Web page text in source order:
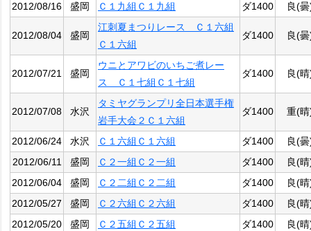
2012/08/16 盛岡 Ｃ１九組Ｃ１九組 ダ1400 良(
2012/08/04 盛岡
江刺夏まつりレース Ｃ１六組
Ｃ１六組
ダ1400 良(
2012/07/21 盛岡
ウニとアワビのいちご煮レー
ス Ｃ１七組Ｃ１七組
ダ1400 良(
2012/07/08 水沢
タミヤグランプリ全日本選手権
岩手大会２Ｃ１六組
ダ1400 重(
2012/06/24 水沢 Ｃ１六組Ｃ１六組 ダ1400
良(
2012/06/11
盛岡 Ｃ２一組Ｃ２一組 ダ1400
良(
2012/06/04
盛岡 Ｃ２二組Ｃ２二組 ダ1400
良(
2012/05/27
盛岡 Ｃ２六組Ｃ２六組 ダ1400
良(
2012/05/20
盛岡 Ｃ２五組Ｃ２五組 ダ1400
良(